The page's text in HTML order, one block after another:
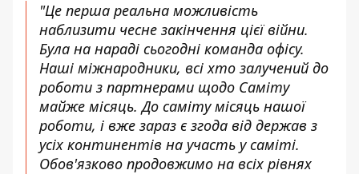
"Це перша реальна можливість
наблизити чесне закінчення цієї війни.
Була на нараді сьогодні команда офісу.
Наші міжнародники, всі хто залучений до
роботи з партнерами щодо Саміту
майже місяць. До саміту місяць нашої
роботи, і вже зараз є згода від держав з
усіх континентів на участь у саміті.
Обов'язково продовжимо на всіх рівнях